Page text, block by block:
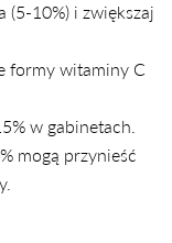
(5-10%) i zwiększaj
formy witaminy C
w gabinetach.
mogą przynieść